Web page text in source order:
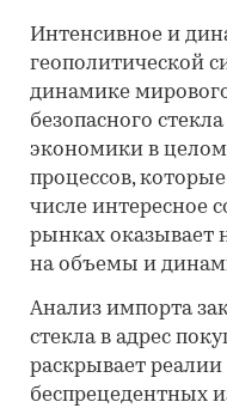
Интенсивное и
геополитической
динамике
безопасного
экономики в
процессов,
числе интересное
рынках оказывает
на объемы и
Анализ импорта
стекла в адрес
раскрывает
беспрецедентных